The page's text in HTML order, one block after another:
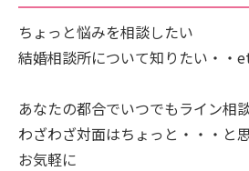
ちょっと悩みを相談したい
結婚相談所について知りたい・・
あなたの都合でいつでもライン相
わざわざ対面はちょっと・・・と
お気軽に